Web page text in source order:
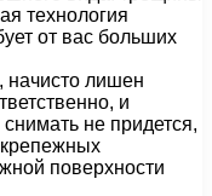
технология
от вас больших
начисто лишен
и
не придется,
поверхности